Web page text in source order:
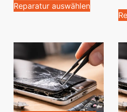
Reparatur auswählen